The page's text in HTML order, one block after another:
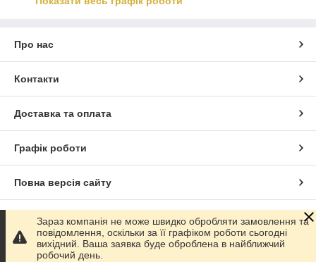
Про нас
Контакти
Доставка та оплата
Графік роботи
Повна версія сайту
Сайт створено на маркетплейсі Prom.ua
Політика конфіденційності
Зараз компанія не може швидко обробляти замовлення та
повідомлення, оскільки за її графіком роботи сьогодні
вихідний. Ваша заявка буде оброблена в найближчий
робочий день.